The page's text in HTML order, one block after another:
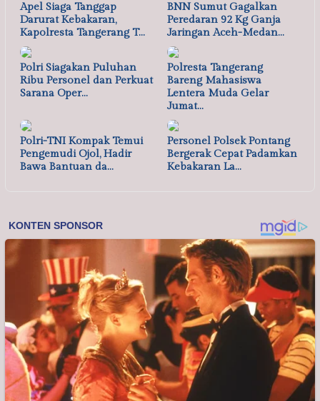
Apel Siaga Tanggap
Darurat Kebakaran,
Kapolresta Tangerang T…
BNN Sumut Gagalkan
Peredaran 92 Kg Ganja
Jaringan Aceh-Medan…
Polri Siagakan Puluhan
Ribu Personel dan Perkuat
Sarana Oper…
Polresta Tangerang
Bareng Mahasiswa
Lentera Muda Gelar
Jumat…
Polri-TNI Kompak Temui
Pengemudi Ojol, Hadir
Bawa Bantuan da…
Personel Polsek Pontang
Bergerak Cepat Padamkan
Kebakaran La…